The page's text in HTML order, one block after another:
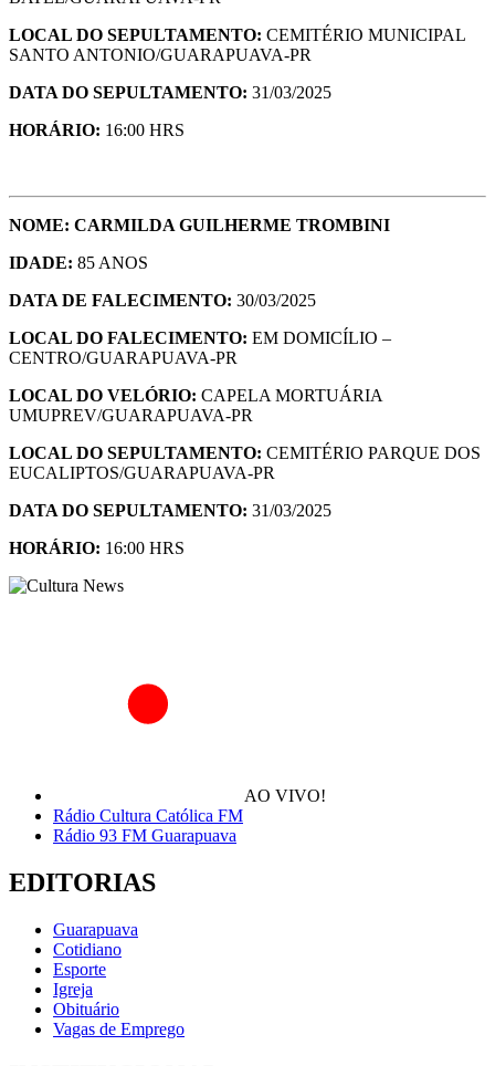
LOCAL DO SEPULTAMENTO: CEMITÉRIO MUNICIPAL
SANTO ANTONIO/GUARAPUAVA-PR
DATA DO SEPULTAMENTO: 31/03/2025
HORÁRIO: 16:00 HRS
NOME: CARMILDA GUILHERME TROMBINI
IDADE: 85 ANOS
DATA DE FALECIMENTO: 30/03/2025
LOCAL DO FALECIMENTO: EM DOMICÍLIO –
CENTRO/GUARAPUAVA-PR
LOCAL DO VELÓRIO: CAPELA MORTUÁRIA
UMUPREV/GUARAPUAVA-PR
LOCAL DO SEPULTAMENTO: CEMITÉRIO PARQUE DOS
EUCALIPTOS/GUARAPUAVA-PR
DATA DO SEPULTAMENTO: 31/03/2025
HORÁRIO: 16:00 HRS
AO VIVO!
Rádio Cultura Católica FM
Rádio 93 FM Guarapuava
EDITORIAS
Guarapuava
Cotidiano
Esporte
Igreja
Obituário
Vagas de Emprego